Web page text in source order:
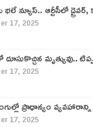
భలే న్యూస్.. ఆర్టీసీలో
17, 2025
మృత్యువు..
17, 2025
ప్రాధాన్యం
17, 2025